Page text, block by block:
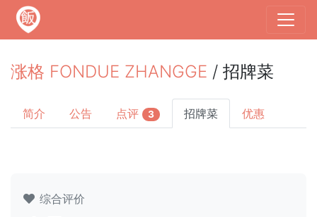
涨格 FONDUE ZHANGGE / 招牌菜
简介 公告 点评 3 招牌菜 优惠
综合评价